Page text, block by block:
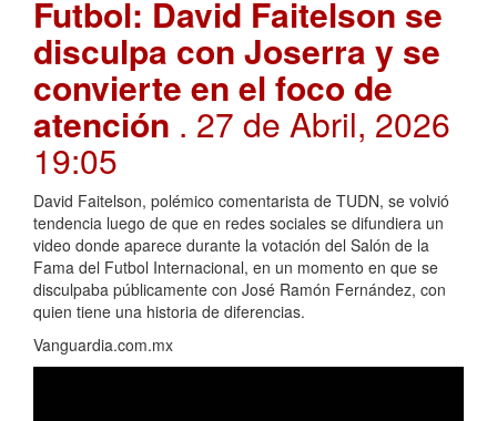
Futbol: David Faitelson se
disculpa con Joserra y se
convierte en el foco de
atención . 27 de Abril, 2026
19:05
David Faitelson, polémico comentarista de TUDN, se volvió
tendencia luego de que en redes sociales se difundiera un
video donde aparece durante la votación del Salón de la
Fama del Futbol Internacional, en un momento en que se
disculpaba públicamente con José Ramón Fernández, con
quien tiene una historia de diferencias.
Vanguardia.com.mx